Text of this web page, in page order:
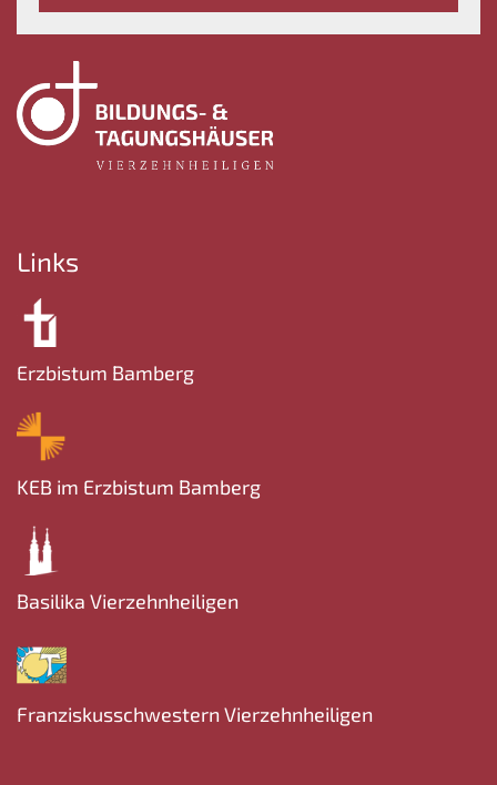
Links
Erzbistum Bamberg
KEB im Erzbistum Bamberg
Basilika Vierzehnheiligen
Franziskusschwestern Vierzehnheiligen